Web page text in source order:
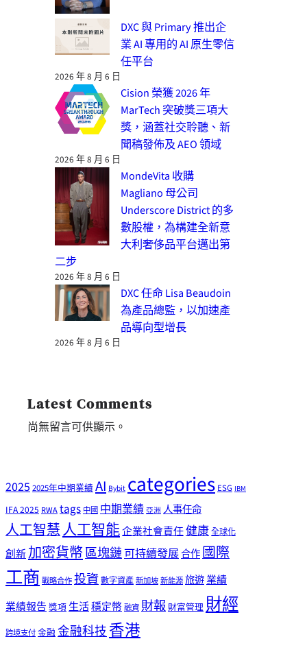
DXC 與 Primary 推出企
業 AI 專用的 AI 原生零信
任平台
2026 年 8 月 6 日
Cision 榮獲 2026 年
MarTech 突破獎三項大
獎，涵蓋社交聆聽、新
聞稿發佈及 AEO 領域
2026 年 8 月 6 日
MondeVita 收購
Magliano 母公司
Underscore District 的多
數股權，為構建全新意
大利奢侈品平台邁出第
二步
2026 年 8 月 6 日
DXC 任命 Lisa Beaudoin
為產品總監，以加速產
品導向型增長
2026 年 8 月 6 日
Latest Comments
尚無留言可供顯示。
20252025年中期業績AI Bybitcategories ESG IBM
IFA 2025 RWAtags 中國 中期業績 亞洲 人事任命
人工智慧人工智能企業社會責任健康全球化
創新加密貨幣區塊鏈可持續發展合作國際
工商 戰略合作投資數字資產新加坡新能源旅遊業績
業績報告 獎項生活穩定幣融資 財報 財富管理財經
跨境支付金融 金融科技香港